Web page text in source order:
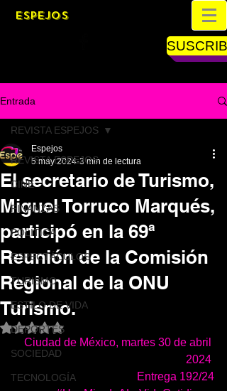
ESPEJOS
Entrada
REVISTA ESPEJOS
CINE
FINANZAS
POLÍTICA
ESPECTÁCULOS
TURISMO
ESTILO DE VIDA
DEPORTES
SOCIEDAD
TECNOLOGÍA
REVISTA ESPEJOS
El secretario de Turismo,
Miguel Torruco Marqués,
participó en la 69ª
Reunión de la Comisión
Regional de la ONU
Turismo.
Espejos
5 may 2024 3 min de lectura
Obtuvo NaN de 5 estrellas.
Ciudad de México, martes 30 de abril
2024
Entrega 192/24